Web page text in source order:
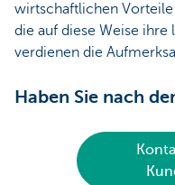
wirtschaftlichen
die auf diese Weise ihre
verdienen die
Haben Sie nach